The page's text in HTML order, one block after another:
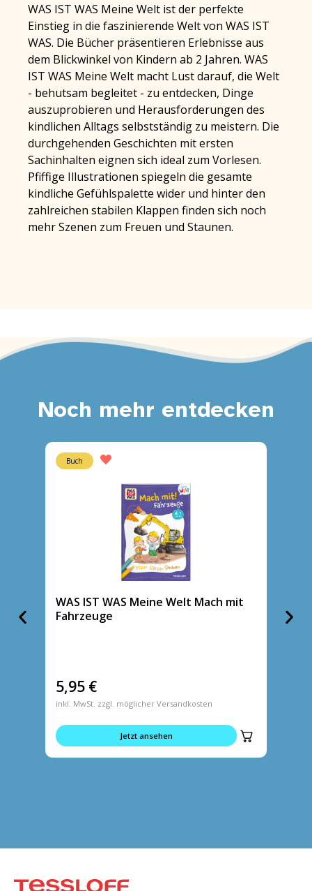
WAS IST WAS Meine Welt ist der perfekte
Einstieg in die faszinierende Welt von WAS IST
WAS. Die Bücher präsentieren Erlebnisse aus
dem Blickwinkel von Kindern ab 2 Jahren. WAS
IST WAS Meine Welt macht Lust darauf, die Welt
- behutsam begleitet - zu entdecken, Dinge
auszuprobieren und Herausforderungen des
kindlichen Alltags selbstständig zu meistern. Die
durchgehenden Geschichten mit ersten
Sachinhalten eignen sich ideal zum Vorlesen.
Pfiffige Illustrationen spiegeln die gesamte
kindliche Gefühlspalette wider und hinter den
zahlreichen stabilen Klappen finden sich noch
mehr Szenen zum Freuen und Staunen.
Noch mehr entdecken
Buch
WAS IST WAS Meine Welt Mach mit
Fahrzeuge
5,95 €
inkl. MwSt. zzgl. möglicher Versandkosten
Jetzt ansehen